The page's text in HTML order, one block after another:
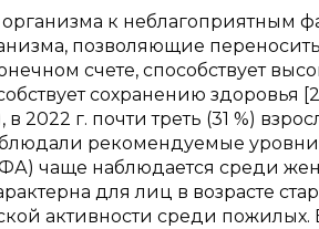
к неблагоприятным
позволяющие
счете, способствует
сохранению здоровья
г. почти треть (31 %)
рекомендуемые
чаще наблюдается среди
для лиц в возрасте
активности среди